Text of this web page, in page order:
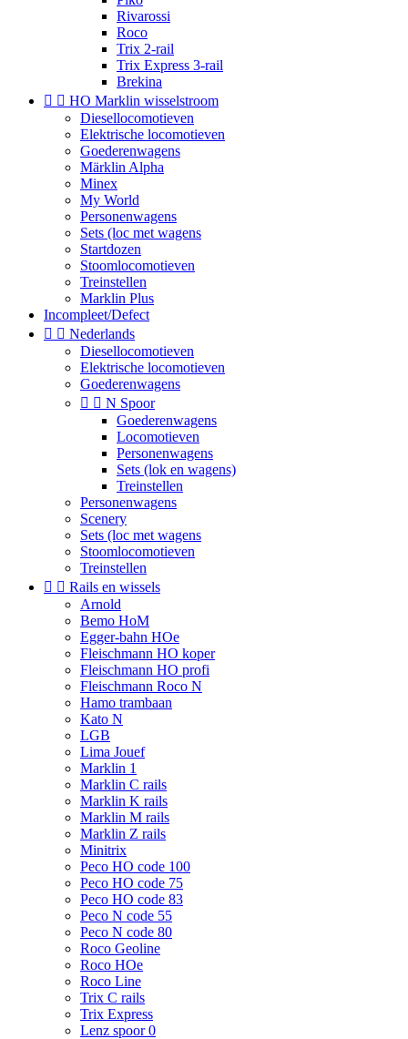
Rivarossi
Roco
Trix 2-rail
Trix Express 3-rail
Brekina
  HO Marklin wisselstroom
Diesellocomotieven
Elektrische locomotieven
Goederenwagens
Märklin Alpha
Minex
My World
Personenwagens
Sets (loc met wagens
Startdozen
Stoomlocomotieven
Treinstellen
Marklin Plus
Incompleet/Defect
  Nederlands
Diesellocomotieven
Elektrische locomotieven
Goederenwagens
  N Spoor
Goederenwagens
Locomotieven
Personenwagens
Sets (lok en wagens)
Treinstellen
Personenwagens
Scenery
Sets (loc met wagens
Stoomlocomotieven
Treinstellen
  Rails en wissels
Arnold
Bemo HoM
Egger-bahn HOe
Fleischmann HO koper
Fleischmann HO profi
Fleischmann Roco N
Hamo trambaan
Kato N
LGB
Lima Jouef
Marklin 1
Marklin C rails
Marklin K rails
Marklin M rails
Marklin Z rails
Minitrix
Peco HO code 100
Peco HO code 75
Peco HO code 83
Peco N code 55
Peco N code 80
Roco Geoline
Roco HOe
Roco Line
Trix C rails
Trix Express
Lenz spoor 0